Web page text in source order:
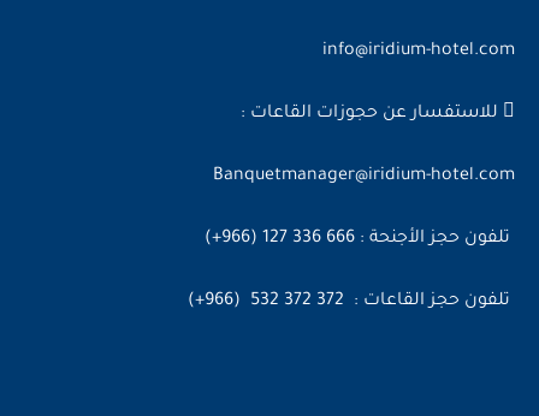
info@iridium-hotel.com
للاستفسار عن حجوزات القاعات :
Banquetmanager@iridium-hotel.com
تلفون حجز الأجنحة : 666 336 127 (966+)
تلفون حجز القاعات : 372 372 532 (966+)